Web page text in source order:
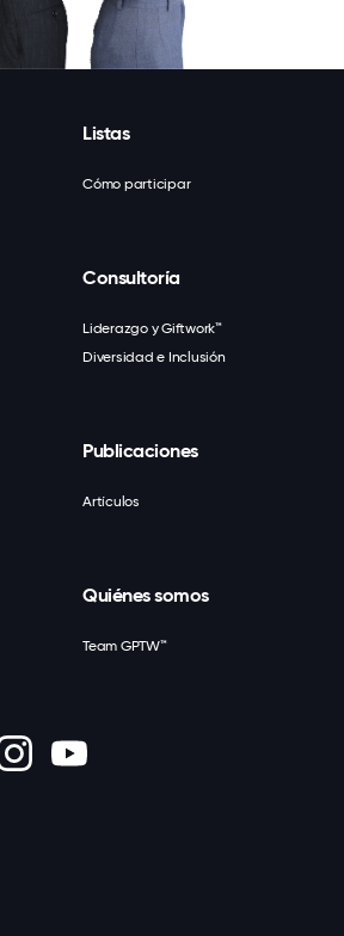
Listas
Cómo participar
Consultoría
Liderazgo y Giftwork™
Diversidad e Inclusión
Publicaciones
Artículos
Quiénes somos
Team GPTW™